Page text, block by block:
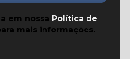
em nossa Política de
mais informações.